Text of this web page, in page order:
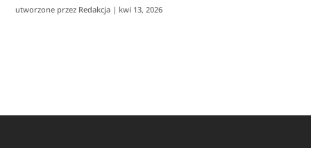
utworzone przez Redakcja | kwi 13, 2026